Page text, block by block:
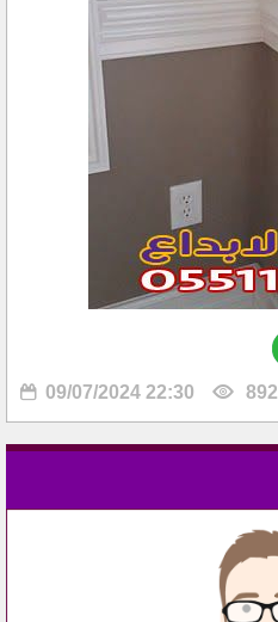
09/07/2024 22:30 892